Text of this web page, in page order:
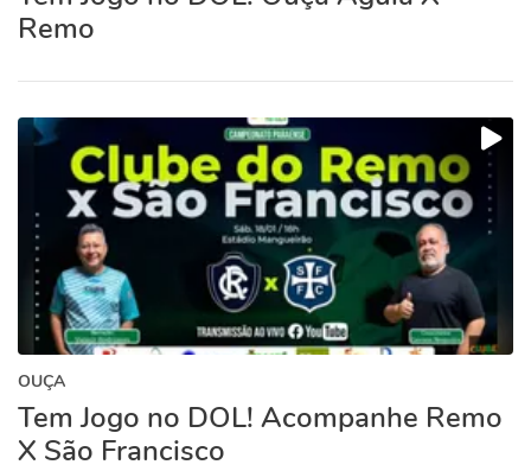
Remo
OUÇA
Tem Jogo no DOL! Acompanhe Remo
X São Francisco